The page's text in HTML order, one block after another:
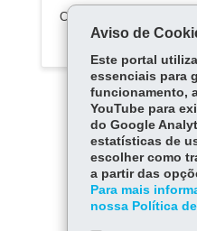
Conteúdo indisponível
Aviso de
Este portal
essenciais para
funcionamento,
YouTube para
do Google
estatísticas de
escolher como
a partir das
Para mais
nossa Política